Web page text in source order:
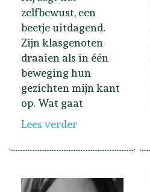
zelfbewust, een
beetje uitdagend.
Zijn klasgenoten
draaien als in één
beweging hun
gezichten mijn kant
op. Wat gaat
Lees verder